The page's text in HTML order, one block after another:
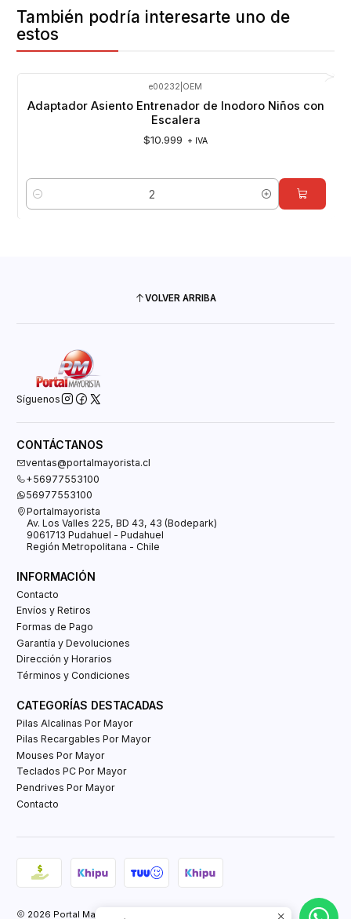
También podría interesarte uno de
estos
e00232 OEM
Adaptador Asiento Entrenador de Inodoro Niños con
Escalera
$10.999 + IVA
Cantidad
VOLVER ARRIBA
Síguenos
CONTÁCTANOS
ventas@portalmayorista.cl
+56977553100
56977553100
Portalmayorista
Av. Los Valles 225, BD 43, 43 (Bodepark)
9061713 Pudahuel - Pudahuel
Región Metropolitana - Chile
INFORMACIÓN
Contacto
Envíos y Retiros
Formas de Pago
Garantía y Devoluciones
Dirección y Horarios
Términos y Condiciones
CATEGORÍAS DESTACADAS
Pilas Alcalinas Por Mayor
Pilas Recargables Por Mayor
Mouses Por Mayor
Teclados PC Por Mayor
Pendrives Por Mayor
Contacto
2026 Portal Mayorista Tienda E-Commerce.